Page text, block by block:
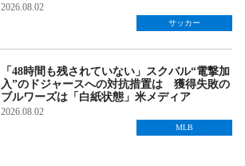
2026.08.02
サッカー
「48時間も残されていない」スクバル“電撃加
入”のドジャースへの対抗措置は 獲得失敗の
ブルワーズは「白紙状態」米メディア
2026.08.02
MLB